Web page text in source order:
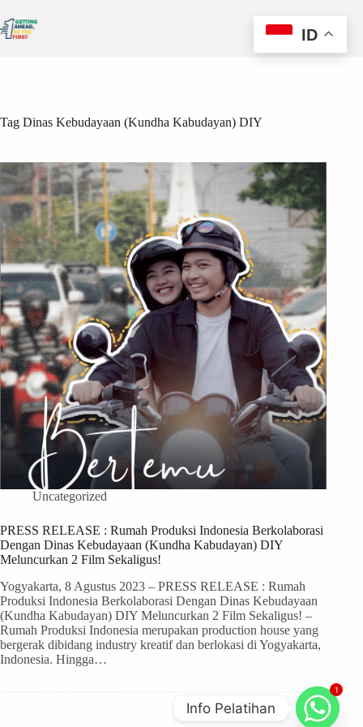
Tag Dinas Kebudayaan (Kundha Kabudayan) DIY
Uncategorized
PRESS RELEASE : Rumah Produksi Indonesia Berkolaborasi
Dengan Dinas Kebudayaan (Kundha Kabudayan) DIY
Meluncurkan 2 Film Sekaligus!
Yogyakarta, 8 Agustus 2023 – PRESS RELEASE : Rumah
Produksi Indonesia Berkolaborasi Dengan Dinas Kebudayaan
(Kundha Kabudayan) DIY Meluncurkan 2 Film Sekaligus! –
Rumah Produksi Indonesia merupakan production house yang
bergerak dibidang industry kreatif dan berlokasi di Yogyakarta,
Indonesia. Hingga…
ID
1
Info Pelatihan